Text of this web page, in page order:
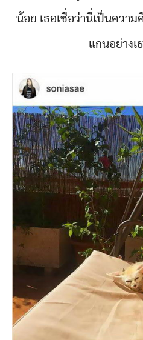
น้อย เธอเชื่อว่านี่เป็นควา
แกนอย่างเ